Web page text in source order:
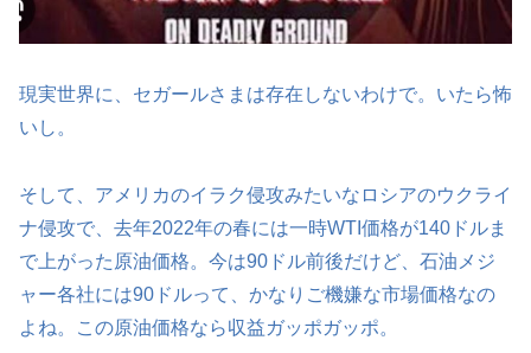
現実世界に、セガールさまは存在しないわけで。いたら怖
いし。
そして、アメリカのイラク侵攻みたいなロシアのウクライ
ナ侵攻で、去年2022年の春には一時WTI価格が140ドルま
で上がった原油価格。今は90ドル前後だけど、石油メジ
ャー各社には90ドルって、かなりご機嫌な市場価格なの
よね。この原油価格なら収益ガッポガッポ。